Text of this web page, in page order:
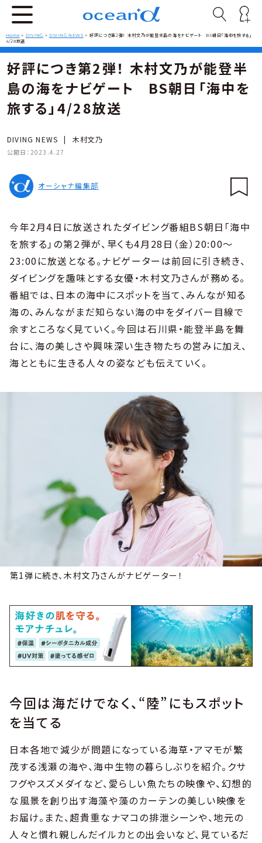
Home > DIVING >DIVING NEWS > 好評につき第2弾！ 木村文乃が能登半島の海をナビゲート BS朝日「海中を旅する」
4/28放送
好評につき第2弾！ 木村文乃が能登半
島の海をナビゲート BS朝日「海中を
旅する」4/28放送
DIVING NEWS | 木村文乃
公開日： 2023.4.27
オーシャナ編集部
今年2月4日に放送されたダイビング番組BS朝日「海中
を旅する」の第２弾が、早くも4月28日（金）20:00～
23:00に放送となる。ナビゲーターは前回に引き続き、
ダイビングを趣味とする女優・木村文乃さんが務める。
番組では、日本の海中にスポットを当て、みんなが知る
海の、みんながまだ知らない海の中をダイバー目線で
余すところなく見ていく。今回は石川県・能登半島を舞
台に、海の美しさや興味深い生き物たちの営みに加え、
海とともに生きる人々の姿なども伝えていく。
第1弾に続き、木村文乃さんがナビゲーター！
今回は海だけでなく、“陸”にもスポット
を当てる
日本各地で減少が問題になっている海草・アマモが繁
茂する浅瀬の海や、海中生物の暮らしぶりを紹介。クサ
フグやスズメダイなど、愛らしい魚たちの映像や、幻想的
な風景を創り出す海藻や藻のカーテンの美しい映像を
お届け。また、超貴重なナマコの排泄シーンや、地元の
人々と慣れ親しんだイルカとの出会いなど、見ているだ